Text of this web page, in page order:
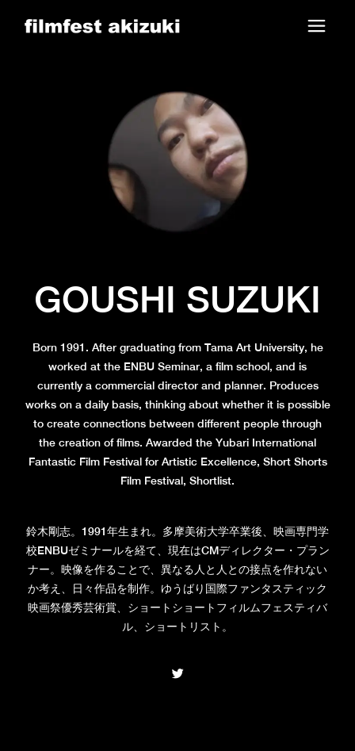
GOUSHI SUZUKI
Born 1991. After graduating from Tama Art University, he
worked at the ENBU Seminar, a film school, and is
currently a commercial director and planner. Produces
works on a daily basis, thinking about whether it is possible
to create connections between different people through
the creation of films. Awarded the Yubari International
Fantastic Film Festival for Artistic Excellence, Short Shorts
Film Festival, Shortlist.
鈴木剛志。1991年生まれ。多摩美術大学卒業後、映画専門学
校ENBUゼミナールを経て、現在はCMディレクター・プラン
ナー。映像を作ることで、異なる人と人との接点を作れない
か考え、日々作品を制作。ゆうばり国際ファンタスティック
映画祭優秀芸術賞、ショートショートフィルムフェスティバ
ル、ショートリスト。